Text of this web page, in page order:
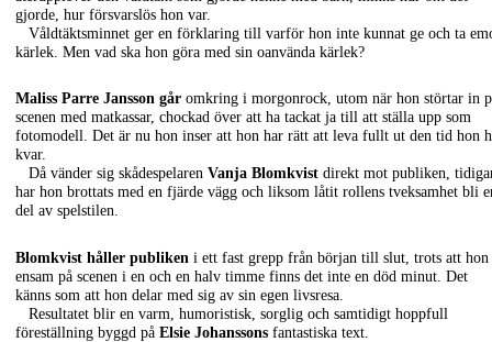
gjorde, hur försvarslös hon var.
Våldtäktsminnet ger en förklaring till varför hon inte kunnat ge och ta
kärlek. Men vad ska hon göra med sin oanvända kärlek?
Maliss Parre Jansson går omkring i morgonrock, utom när hon störtar in
scenen med matkassar, chockad över att ha tackat ja till att ställa upp som
fotomodell. Det är nu hon inser att hon har rätt att leva fullt ut den tid hon
kvar.
Då vänder sig skådespelaren Vanja Blomkvist direkt mot publiken,
har hon brottats med en fjärde vägg och liksom låtit rollens tveksamhet bli
del av spelstilen.
Blomkvist håller publiken i ett fast grepp från början till slut, trots att hon
ensam på scenen i en och en halv timme finns det inte en död minut. Det
känns som att hon delar med sig av sin egen livsresa.
Resultatet blir en varm, humoristisk, sorglig och samtidigt hoppfull
föreställning byggd på Elsie Johanssons fantastiska text.